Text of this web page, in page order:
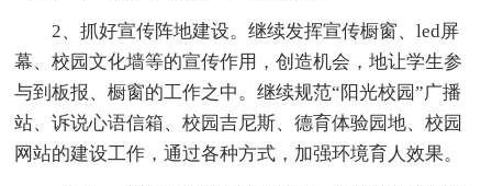
2、抓好宣传阵地建设。继续发挥宣传橱窗、led屏
幕、校园文化墙等的宣传作用，创造机会，地让学生参
与到板报、橱窗的工作之中。继续规范“阳光校园”广播
站、诉说心语信箱、校园吉尼斯、德育体验园地、校园
网站的建设工作，通过各种方式，加强环境育人效果。